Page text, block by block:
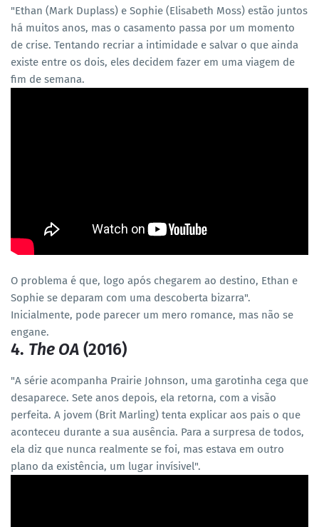
"Ethan (Mark Duplass) e Sophie (Elisabeth Moss) estão juntos
há muitos anos, mas o casamento passa por um momento
de crise. Tentando recriar a intimidade e salvar o que ainda
existe entre os dois, eles decidem fazer em uma viagem de
fim de semana.
O problema é que, logo após chegarem ao destino, Ethan e
Sophie se deparam com uma descoberta bizarra".
Inicialmente, pode parecer um mero romance, mas não se
engane.
4. The OA (2016)
"A série acompanha Prairie Johnson, uma garotinha cega que
desaparece. Sete anos depois, ela retorna, com a visão
perfeita. A jovem (Brit Marling) tenta explicar aos pais o que
aconteceu durante a sua ausência. Para a surpresa de todos,
ela diz que nunca realmente se foi, mas estava em outro
plano da existência, um lugar invísivel".